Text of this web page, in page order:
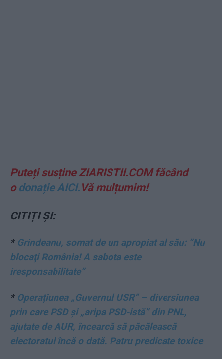
Puteți susține ZIARISTII.COM făcând
o donație AICI. Vă mulțumim!
CITIȚI ȘI:
* Grindeanu, somat de un apropiat al său: ”Nu
blocaţi România! A sabota este
iresponsabilitate”
* Operațiunea „Guvernul USR” – diversiunea
prin care PSD și „aripa PSD-istă” din PNL,
ajutate de AUR, încearcă să păcălească
electoratul încă o dată. Patru predicate toxice